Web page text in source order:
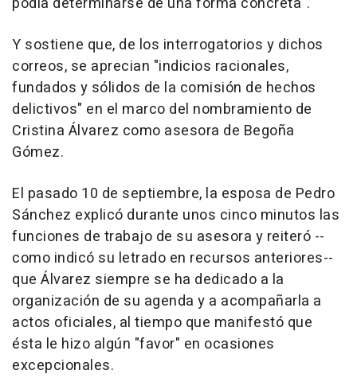
Y sostiene que, de los interrogatorios y dichos
correos, se aprecian "indicios racionales,
fundados y sólidos de la comisión de hechos
delictivos" en el marco del nombramiento de
Cristina Álvarez como asesora de Begoña
Gómez.
El pasado 10 de septiembre, la esposa de Pedro
Sánchez explicó durante unos cinco minutos las
funciones de trabajo de su asesora y reiteró --
como indicó su letrado en recursos anteriores--
que Álvarez siempre se ha dedicado a la
organización de su agenda y a acompañarla a
actos oficiales, al tiempo que manifestó que
ésta le hizo algún "favor" en ocasiones
excepcionales.